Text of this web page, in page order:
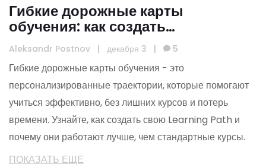
Гибкие дорожные карты
обучения: как создать
персонализированный Learning
Path для эффективного обучения
Aleksandr Postnov | декабря 3 | 5
Гибкие дорожные карты обучения - это
персонализированные траектории, которые помогают
учиться эффективно, без лишних курсов и потерь
времени. Узнайте, как создать свою Learning Path и
почему они работают лучше, чем стандартные курсы.
ПОКАЗАТЬ ЕЩЕ